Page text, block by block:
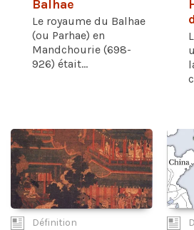
Balhae
Le royaume du Balhae
(ou Parhae) en
Mandchourie (698-
926) était...
Définition